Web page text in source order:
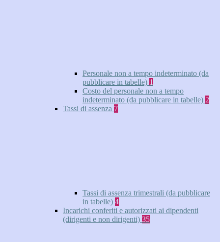
Personale non a tempo indeterminato (da
pubblicare in tabelle) 1
Costo del personale non a tempo
indeterminato (da pubblicare in tabelle) 2
Tassi di assenza 7
Tassi di assenza trimestrali (da pubblicare
in tabelle) 4
Incarichi conferiti e autorizzati ai dipendenti
(dirigenti e non dirigenti) 35